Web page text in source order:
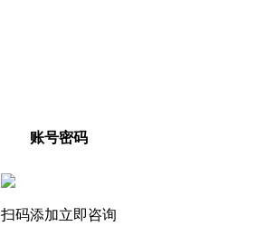
账号密码
扫码添加立即咨询